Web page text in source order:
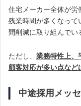
住宅メーカー全体が労
残業時間が多くなって
間削減に取り組んでい
ただし、 業務特性上、
顧客対応が多い点など
中途採用メッ